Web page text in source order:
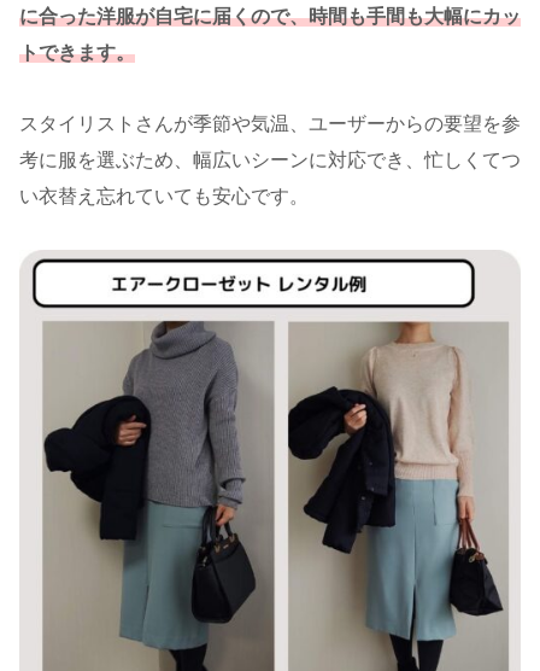
に合った洋服が自宅に届くので、時間も手間も大幅にカッ
トできます。
スタイリストさんが季節や気温、ユーザーからの要望を参
考に服を選ぶため、幅広いシーンに対応でき、忙しくてつ
い衣替え忘れていても安心です。